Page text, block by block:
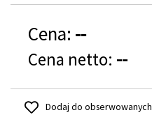
Cena: --
Cena netto: --
Dodaj do obserwowanych